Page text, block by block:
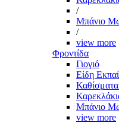
/
Μπάνιο
/
view more
Φροντίδα
Γιογιό
Είδη
Μπάνιο
view more